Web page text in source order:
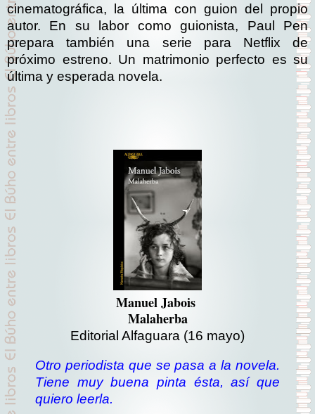
cinematográfica, la última con guion del propio
autor. En su labor como guionista, Paul Pen
prepara también una serie para Netflix de
próximo estreno. Un matrimonio perfecto es su
última y esperada novela.
Manuel Jabois
Malaherba
Editorial Alfaguara (16 mayo)
Otro periodista que se pasa a la novela.
Tiene muy buena pinta ésta, así que
quiero leerla.